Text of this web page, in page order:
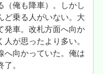
（俺も降車）。しかし
ど乗る人がいない。大
発車。改札方面へ向か
が思ったより多い。
へ向かっていた。俺は
。